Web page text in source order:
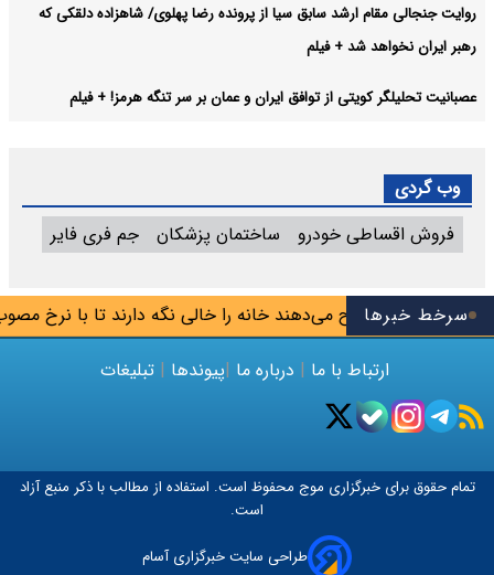
سرخط خبرها
مالکان ترجیح می‌دهند خانه را خالی نگه دارند تا با نرخ مصوب
روایت جنجالی مقام ارشد سابق سیا از پرونده رضا پهلوی/ شاهزاده دلقکی که
رهبر ایران نخواهد شد + فیلم
عصبانیت تحلیلگر کویتی از توافق ایران و عمان بر سر تنگه هرمز! + فیلم
وب گردی
فروش اقساطی خودرو
ساختمان پزشکان جم فری فایر
ارتباط با ما | درباره ما |پیوندها | تبلیغات
تمام حقوق برای خبرگزاری موج محفوظ است. استفاده از مطالب با ذکر منبع آزاد
است.
طراحی سایت خبرگزاری آسام